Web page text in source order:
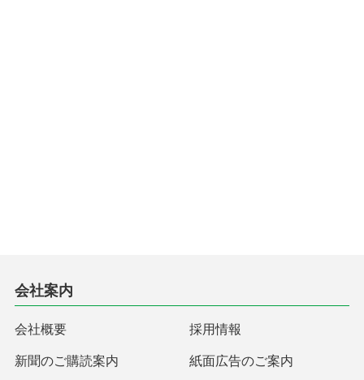
会社案内
会社概要 採用情報
新聞のご購読案内 紙面広告のご案内